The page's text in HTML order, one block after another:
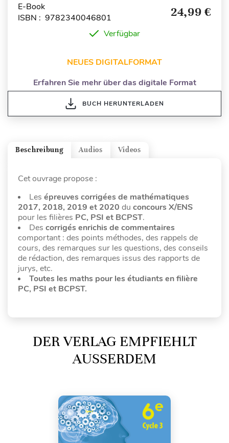
E-Book
ISBN : 9782340046801
24,99 €
Verfügbar
NEUES DIGITALFORMAT
Erfahren Sie mehr über das digitale Format
BUCH HERUNTERLADEN
Videos
Audios
Beschreibung
Cet ouvrage propose :
Les épreuves corrigées de mathématiques
2017, 2018, 2019 et 2020 du concours X/ENS
pour les filières PC, PSI et BCPST.
Des corrigés enrichis de commentaires
comportant : des points méthodes, des rappels de
cours, des remarques sur les questions, des conseils
de rédaction, des remarques issus des rapports de
jurys, etc.
Toutes les maths pour les étudiants en filière
PC, PSI et BCPST.
DER VERLAG EMPFIEHLT
AUSSERDEM